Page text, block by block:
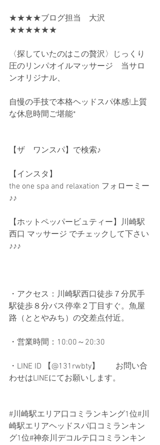
★★★★ブログ担当　大沢
★★★★★★
〈探していたのはこの贅沢〉じっくり
圧のリンパオイルマッサージ　当サロ
ンオリジナル、
自慢の手技で本格ヘッドスパ体感!上質
な休息時間ご堪能*
【ザ　ワンスパ】で検索♪
【インスタ】
the one spa and relaxation フォローミー
♪♪
【ホットペッパービュティー】川崎駅
西口 マッサージ でチェックして下さい
♪♪♪
・アクセス：川崎駅西口徒歩７分尻手
駅徒歩８分バス停幸２丁目すぐ。魚屋
路（ととやみち）の交差点付近。
・営業時間：10:00～20:30
・LINE ID 【@131rwbty】　　お問い合
わせはLINEにてお願いします。
#川崎駅エリア口コミランキング1位#川
崎駅エリアヘッドスパ口コミランキン
グ1位#神奈川デコルテ口コミランキン